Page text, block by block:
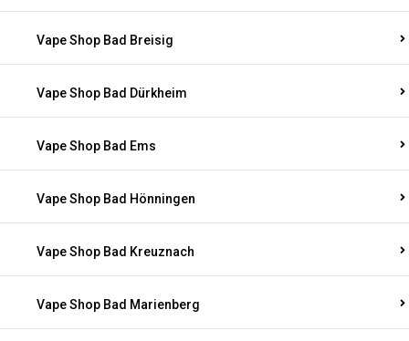
Vape Shop Bad Breisig
Vape Shop Bad Dürkheim
Vape Shop Bad Ems
Vape Shop Bad Hönningen
Vape Shop Bad Kreuznach
Vape Shop Bad Marienberg